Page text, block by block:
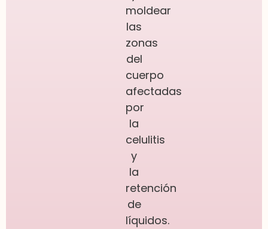
moldear
las
zonas
del
cuerpo
afectadas
por
la
celulitis
y
la
retención
de
líquidos.